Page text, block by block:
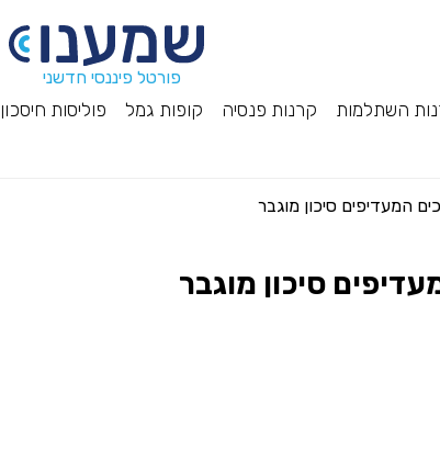
פורטל פיננסי חדשני
השתלמות קרנות פנסיה קופות גמל פוליסות חיסכון
המעדיפים סיכון מוגבר
סיכון מוגבר